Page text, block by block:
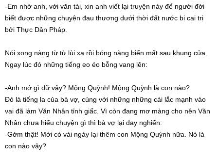
-Em nhờ anh, với văn tài, xin anh viết lại truyện này để người đời
biết được những chuyện đau thương dưới thời đất nước bị cai trị
bởi Thực Dân Pháp.
Nói xong nàng từ từ lùi xa rồi bóng nàng biến mất sau khung cửa.
Ngay lúc đó những tiếng eo éo bỗng vang lên:
-Anh mớ gì dữ vậy? Mộng Quỳnh! Mộng Quỳnh là con nào?
Đó là tiếng la của bà vợ, cùng với những những cái lắc mạnh vào
vai đã làm Văn Nhân tỉnh giấc. Vì còn đang mơ màng cho nên Văn
Nhân chưa hiểu chuyện gì thì bà vợ lại đay nghiến:
-Gớm thật! Mới có vài ngày lại thêm con Mộng Quỳnh nữa. Nó là
con nào vậy?